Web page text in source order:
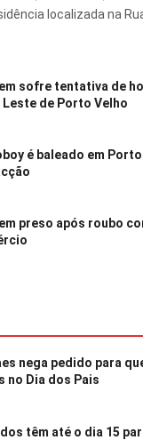
localizada na
sofre tentativa de
Leste de Porto Velho
é baleado em
preso após roubo
nega pedido para
no Dia dos Pais
têm até o dia 15